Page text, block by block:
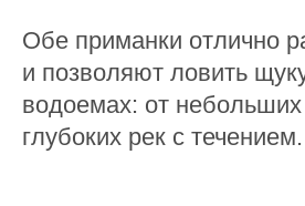
Обе приманки отлично
и позволяют ловить
водоемах: от
глубоких рек с течением.